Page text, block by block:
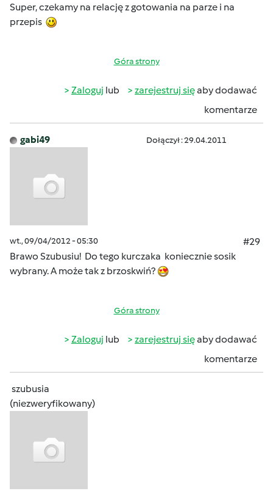
Super, czekamy na relację z gotowania na parze i na
przepis
Góra strony
Zaloguj lub zarejestruj sięaby dodawać
komentarze
gabi49 Dołączył : 29.04.2011
wt., 09/04/2012 - 05:30
#29
Brawo Szubusiu! Do tego kurczaka koniecznie sosik
wybrany. A może tak z brzoskwiń?
Góra strony
Zaloguj lub zarejestruj sięaby dodawać
komentarze
szubusia
(niezweryfikowany)